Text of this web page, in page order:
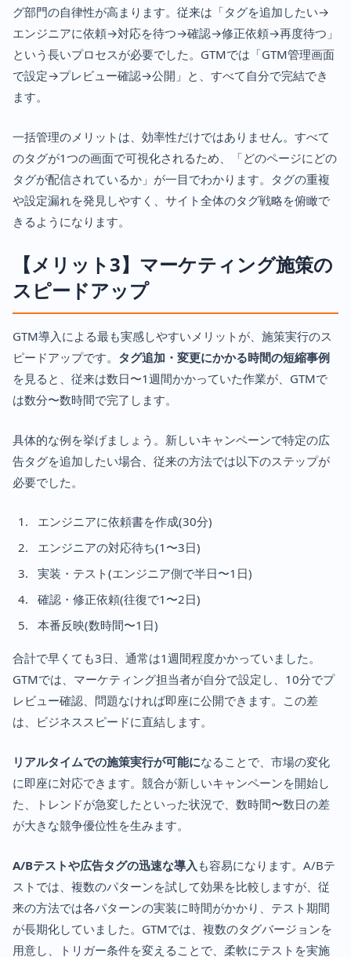
グ部門の自律性が高まります。従来は「タグを追加したい→
エンジニアに依頼→対応を待つ→確認→修正依頼→再度待つ」
という長いプロセスが必要でした。GTMでは「GTM管理画面
で設定→プレビュー確認→公開」と、すべて自分で完結でき
ます。
一括管理のメリットは、効率性だけではありません。すべて
のタグが1つの画面で可視化されるため、「どのページにどの
タグが配信されているか」が一目でわかります。タグの重複
や設定漏れを発見しやすく、サイト全体のタグ戦略を俯瞰で
きるようになります。
【メリット3】マーケティング施策の
スピードアップ
GTM導入による最も実感しやすいメリットが、施策実行のス
ピードアップです。 タグ追加・変更にかかる時間の短縮事例
を見ると、従来は数日〜1週間かかっていた作業が、GTMで
は数分〜数時間で完了します。
具体的な例を挙げましょう。新しいキャンペーンで特定の広
告タグを追加したい場合、従来の方法では以下のステップが
必要でした。
エンジニアに依頼書を作成(30分)
エンジニアの対応待ち(1〜3日)
実装・テスト(エンジニア側で半日〜1日)
確認・修正依頼(往復で1〜2日)
本番反映(数時間〜1日)
合計で早くても3日、通常は1週間程度かかっていました。
GTMでは、マーケティング担当者が自分で設定し、10分でプ
レビュー確認、問題なければ即座に公開できます。この差
は、ビジネススピードに直結します。
リアルタイムでの施策実行が可能になることで、市場の変化
に即座に対応できます。競合が新しいキャンペーンを開始し
た、トレンドが急変したといった状況で、数時間〜数日の差
が大きな競争優位性を生みます。
A/Bテストや広告タグの迅速な導入 も容易になります。A/Bテ
ストでは、複数のパターンを試して効果を比較しますが、従
来の方法では各パターンの実装に時間がかかり、テスト期間
が長期化していました。GTMでは、複数のタグバージョンを
用意し、トリガー条件を変えることで、柔軟にテストを実施